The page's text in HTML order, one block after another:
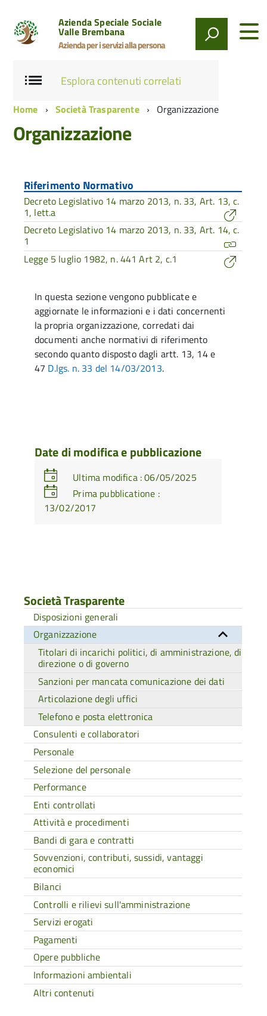
Azienda Speciale Sociale
Valle Brembana
Azienda per i servizi alla persona
Esplora contenuti correlati
Home Società Trasparente Organizzazione
Organizzazione
Riferimento Normativo
Decreto Legislativo 14 marzo 2013, n. 33, Art. 13, c.
1, lett.a
Decreto Legislativo 14 marzo 2013, n. 33, Art. 14, c.
1
Legge 5 luglio 1982, n. 441 Art 2, c.1
In questa sezione vengono pubblicate e
aggiornate le informazioni e i dati concernenti
la propria organizzazione, corredati dai
documenti anche normativi di riferimento
secondo quanto disposto dagli artt. 13, 14 e
47 D.lgs. n. 33 del 14/03/2013.
Date di modifica e pubblicazione
Ultima modifica : 06/05/2025
Prima pubblicatione :
13/02/2017
Società Trasparente
Disposizioni generali
Organizzazione
Titolari di incarichi politici, di amministrazione, di
direzione o di governo
Sanzioni per mancata comunicazione dei dati
Articolazione degli uffici
Telefono e posta elettronica
Consulenti e collaboratori
Personale
Selezione del personale
Performance
Enti controllati
Attività e procedimenti
Bandi di gara e contratti
Sovvenzioni, contributi, sussidi, vantaggi
economici
Bilanci
Controlli e rilievi sull'amministrazione
Servizi erogati
Pagamenti
Opere pubbliche
Informazioni ambientali
Altri contenuti